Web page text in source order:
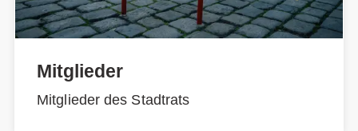
Mitglieder
Mitglieder des Stadtrats